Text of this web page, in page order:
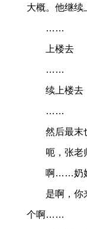
大概。他继续
……
上楼去
……
续上楼去
……
然后最末
呃，张老
啊……奶
是啊，你
个啊……